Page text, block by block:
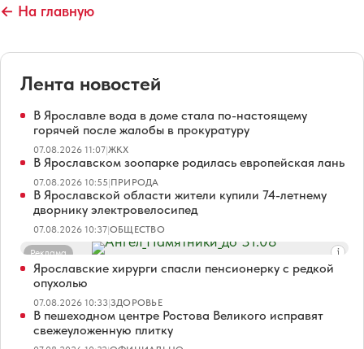
← На главную
Лента новостей
В Ярославле вода в доме стала по-настоящему
горячей после жалобы в прокуратуру
07.08.2026 11:07|ЖКХ
В Ярославском зоопарке родилась европейская лань
07.08.2026 10:55|ПРИРОДА
В Ярославской области жители купили 74-летнему
дворнику электровелосипед
07.08.2026 10:37|ОБЩЕСТВО
Реклама
Ярославские хирурги спасли пенсионерку с редкой
опухолью
07.08.2026 10:33|ЗДОРОВЬЕ
В пешеходном центре Ростова Великого исправят
свежеуложенную плитку